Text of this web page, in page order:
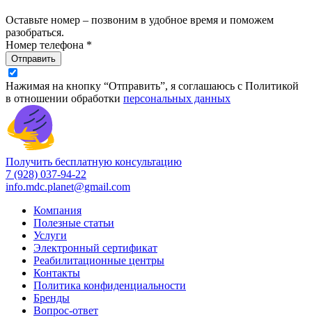
Оставьте номер – позвоним в удобное время и поможем
разобраться.
Номер телефона *
Отправить
Нажимая на кнопку “Отправить”, я соглашаюсь с Политикой
в отношении обработки персональных данных
Получить бесплатную консультацию
7 (928) 037-94-22
info.mdc.planet@gmail.com
Компания
Полезные статьи
Услуги
Электронный сертификат
Реабилитационные центры
Контакты
Политика конфиденциальности
Бренды
Вопрос-ответ